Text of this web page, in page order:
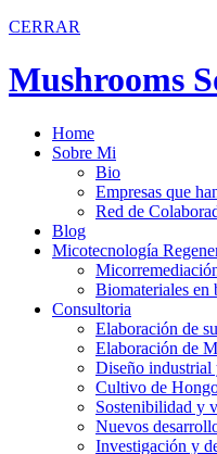
CERRAR
Mushrooms
Home
Sobre Mi
Bio
Empresas que
Red de
Blog
Micotecnología
Biomateriales en
Consultoria
Elaboración de
Elaboración de
Diseño industrial
Cultivo de
Sostenibilidad y
Nuevos
Investigación y